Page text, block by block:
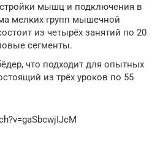
мышц и подключения в
мелких групп мышечной
из четырёх занятий по 20
сегменты.
что подходит для опытных
из трёх уроков по 55